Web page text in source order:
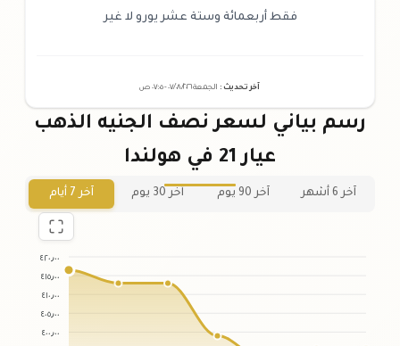
فقط أربعمائة وستة عشر يورو لا غير
آخر تحديث : الجمعة ٠٧ /٠٨/٢٠٢٦ - ٠٧:٠٥ ص
رسم بياني لسعر نصف الجنيه الذهب
عيار 21 في هولندا
آخر 6 أشهر آخر 90 يوم آخر 30 يوم آخر 7 أيام
٤٢٠٫٠٠
٤١٥٫٠٠
٤١٠٫٠٠
٤٠٥٫٠٠
٤٠٠٫٠٠